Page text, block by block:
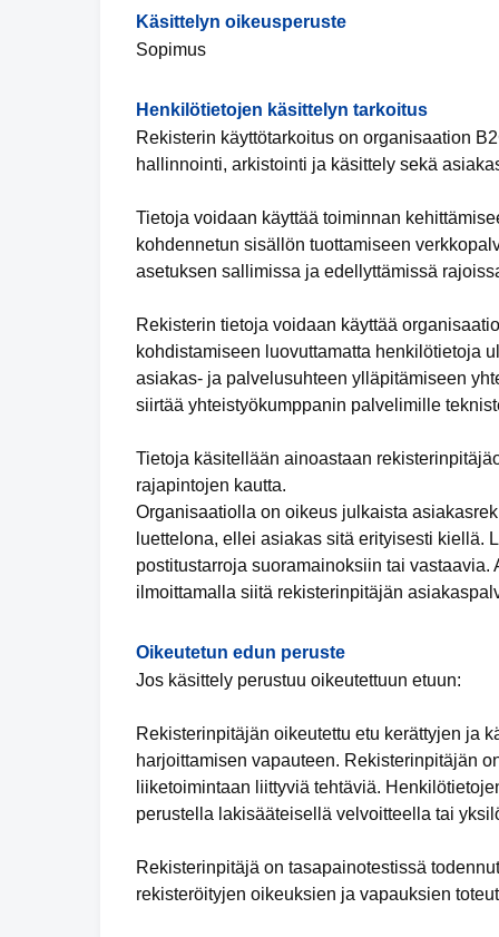
Käsittelyn oikeusperuste
Sopimus
Henkilötietojen käsittelyn tarkoitus
Rekisterin käyttötarkoitus on organisaation
hallinnointi, arkistointi ja käsittely sekä
Tietoja voidaan käyttää toiminnan
kohdennetun sisällön tuottamiseen
asetuksen sallimissa ja edellyttämissä
Rekisterin tietoja voidaan käyttää
kohdistamiseen luovuttamatta henkilötietoja
asiakas- ja palvelusuhteen ylläpitämiseen
siirtää yhteistyökumppanin palvelimille
Tietoja käsitellään ainoastaan
rajapintojen kautta.
Organisaatiolla on oikeus julkaista
luettelona, ellei asiakas sitä erityisesti kiellä.
postitustarroja suoramainoksiin tai
ilmoittamalla siitä rekisterinpitäjän
Oikeutetun edun peruste
Jos käsittely perustuu oikeutettuun etuun:
Rekisterinpitäjän oikeutettu etu kerättyjen ja
harjoittamisen vapauteen. Rekisterinpitäjän
liiketoimintaan liittyviä tehtäviä.
perustella lakisääteisellä velvoitteella tai
Rekisterinpitäjä on tasapainotestissä
rekisteröityjen oikeuksien ja vapauksien